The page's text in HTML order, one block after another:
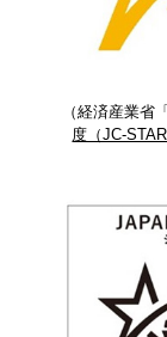
（経済産業省「
度（JC-